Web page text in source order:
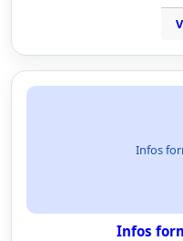
Infos
Infos